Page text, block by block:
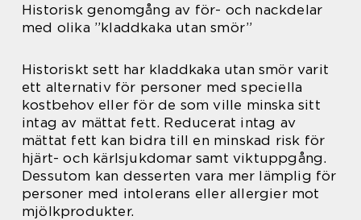
Historisk genomgång av för- och nackdelar
med olika ”kladdkaka utan smör”
Historiskt sett har kladdkaka utan smör varit
ett alternativ för personer med speciella
kostbehov eller för de som ville minska sitt
intag av mättat fett. Reducerat intag av
mättat fett kan bidra till en minskad risk för
hjärt- och kärlsjukdomar samt viktuppgång.
Dessutom kan desserten vara mer lämplig för
personer med intolerans eller allergier mot
mjölkprodukter.